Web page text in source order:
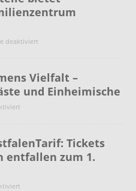
deaktiviert
Vielfalt –
und Einheimische
Tickets
zum 1.